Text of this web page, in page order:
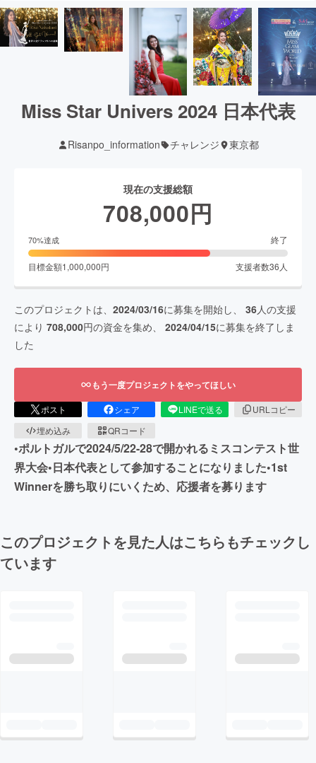
Miss Star Univers 2024 日本代表
Risanpo_information チャレンジ 東京都
現在の支援総額
708,000円
70%達成 終了
目標金額1,000,000円 支援者数36 人
このプロジェクトは、 2024/03/16に募集を開始し、 36人の支援
により 708,000円の資金を集め、 2024/04/15に募集を終了しま
した
もう一度プロジェクトをやってほしい
ポスト シェア LINEで送る
URLコピー
埋め込み
QRコード
•ポルトガルで2024/5/22-28で開かれるミスコンテスト世
界大会•日本代表として参加することになりました•1st
Winnerを勝ち取りにいくため、応援者を募ります
このプロジェクトを見た人はこちらもチェックし
ています